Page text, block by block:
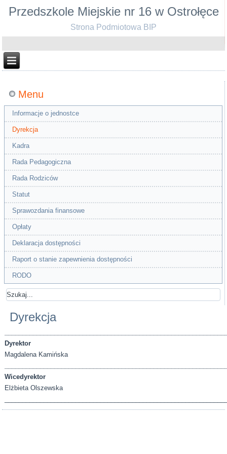
Przedszkole Miejskie nr 16 w Ostrołęce
Strona Podmiotowa BIP
Menu
Informacje o jednostce
Dyrekcja
Kadra
Rada Pedagogiczna
Rada Rodziców
Statut
Sprawozdania finansowe
Opłaty
Deklaracja dostępności
Raport o stanie zapewnienia dostępności
RODO
Dyrekcja
Dyrektor
Magdalena Kamińska
Wicedyrektor
Elżbieta Olszewska